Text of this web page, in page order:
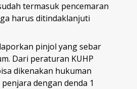
termasuk pencemaran
harus ditindaklanjuti
pinjol yang sebar
Dari peraturan KUHP
dikenakan hukuman
dengan denda 1